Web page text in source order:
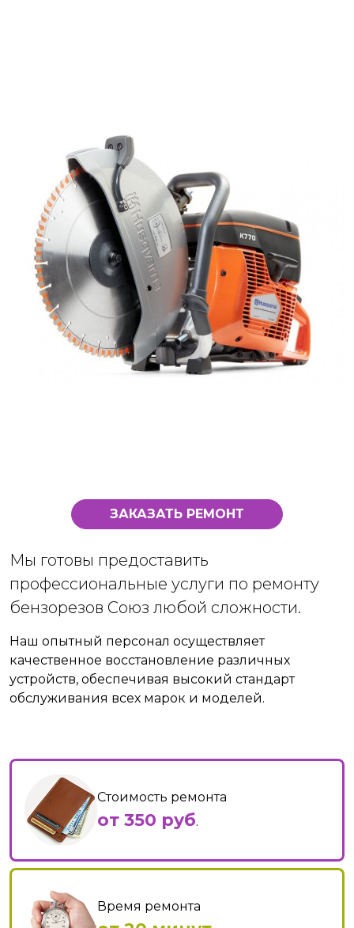
ЗАКАЗАТЬ РЕМОНТ
Мы готовы предоставить
профессиональные услуги по ремонту
бензорезов Союз любой сложности.
Наш опытный персонал осуществляет
качественное восстановление различных
устройств, обеспечивая высокий стандарт
обслуживания всех марок и моделей.
Стоимость ремонта
от 350 руб.
Время ремонта